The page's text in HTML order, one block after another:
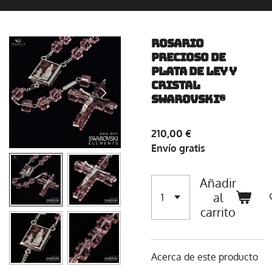
Rosario
precioso de
plata de ley y
cristal
Swarovski®
210,00 €
Envío gratis
Añadir
al
carrito
Acerca de este producto